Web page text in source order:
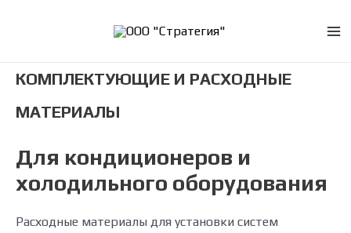
КОМПЛЕКТУЮЩИЕ И РАСХОДНЫЕ
МАТЕРИАЛЫ
Для кондиционеров и
холодильного оборудования
Расходные материалы для установки систем